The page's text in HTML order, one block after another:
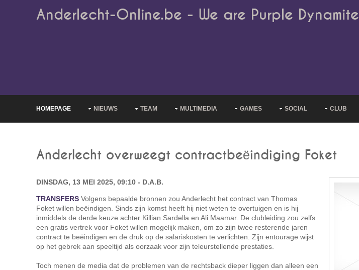
Anderlecht-Online.be - We are Purple Dynamite
HOMEPAGE NIEUWS TEAM MULTIMEDIA GAMES SOCIAL CLUB
Anderlecht overweegt contractbeëindiging Foket
DINSDAG, 13 MEI 2025, 09:10 - D.A.B.
TRANSFERS Volgens bepaalde bronnen zou Anderlecht het contract van Thomas
Foket willen beëindigen. Sinds zijn komst heeft hij niet weten te overtuigen en is hij
inmiddels de derde keuze achter Killian Sardella en Ali Maamar. De clubleiding zou zelfs
een gratis vertrek voor Foket willen mogelijk maken, om zo zijn twee resterende jaren
contract te beëindigen en de druk op de salariskosten te verlichten. Zijn entourage wijst
op het gebrek aan speeltijd als oorzaak voor zijn teleurstellende prestaties.
Toch menen de media dat de problemen van de rechtsback dieper liggen dan alleen een